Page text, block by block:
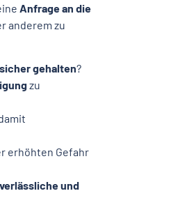
Anfrage an die
anderem zu
gehalten?
zu
erhöhten Gefahr
und